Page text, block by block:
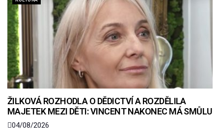
ŽILKOVÁ ROZHODLA O DĚDICTVÍ A ROZDĚLILA
MAJETEK MEZI DĚTI: VINCENT NAKONEC MÁ SMŮLU
04/08/2026